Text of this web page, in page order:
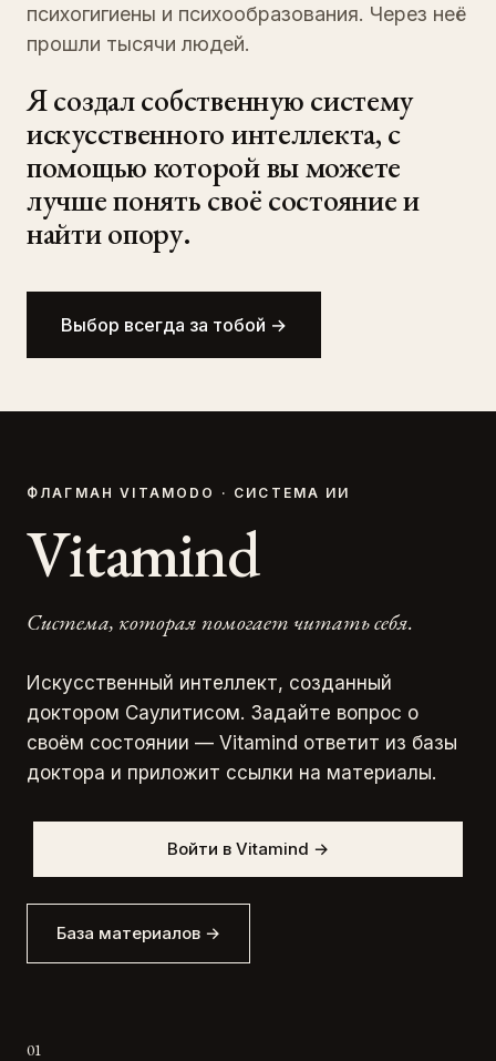
психогигиены и психообразования. Через неё
прошли тысячи людей.
Я создал собственную систему
искусственного интеллекта, с
помощью которой вы можете
лучше понять своё состояние и
найти опору.
Выбор всегда за тобой →
ФЛАГМАН VITAMODO · СИСТЕМА ИИ
Vitamind
Система, которая помогает читать себя.
Искусственный интеллект, созданный
доктором Саулитисом. Задайте вопрос о
своём состоянии — Vitamind ответит из базы
доктора и приложит ссылки на материалы.
Войти в Vitamind →
База материалов →
01